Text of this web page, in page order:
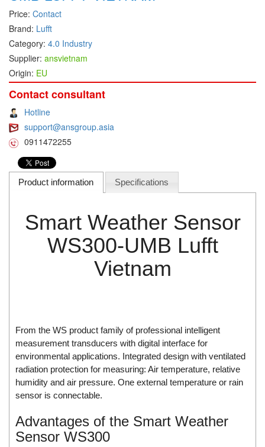
DEIF
DELTA
Delta Ohm
Delta sensor
Delta-mobrey
DEMA Engineering/ Foam- IT
DESAX
DET-TRONICS
Deublin
Dias Infrared
DINA Elektronik
Doctor Led Vietnam
DOLD - Autho ANS
Dold Vietnam
Dongdo Tech
Dongkun
Dosing Pump
Price: Contact
Brand: Lufft
Category: 4.0 Industry
Supplier: ansvietnam
Origin: EU
Contact consultant
Hotline
support@ansgroup.asia
0911472255
Product information Specifications
Smart Weather Sensor
WS300-UMB Lufft
Vietnam
From the WS product family of professional intelligent
measurement transducers with digital interface for
environmental applications. Integrated design with ventilated
radiation protection for measuring: Air temperature, relative
humidity and air pressure. One external temperature or rain
sensor is connectable.
Advantages of the Smart Weather
Sensor WS300